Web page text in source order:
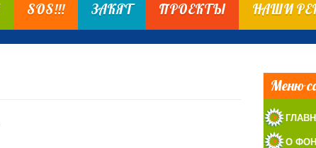
SOS!!! ЗАКЯТ ПРОЕКТЫ НАШИ
Меню
О